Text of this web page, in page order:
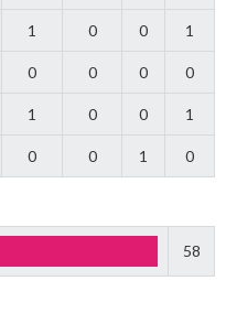
1 0 0 1
0 0 0 0
1 0 0 1
0 0 1 0
58